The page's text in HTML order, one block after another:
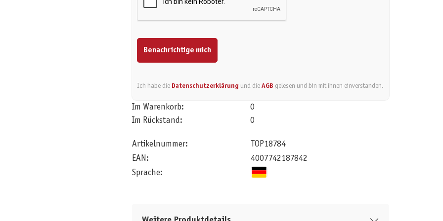
Benachrichtige mich
Ich habe die Datenschutzerklärung und dieAGB gelesen und bin mit ihnen einverstanden.
Im Warenkorb:
0
Im Rückstand:
0
Artikelnummer:
TOP18784
EAN:
4007742187842
Sprache: